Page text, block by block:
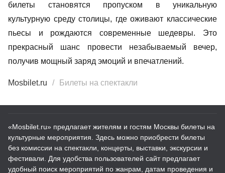
билеты становятся пропуском в уникальную
культурную среду столицы, где оживают классические
пьесы и рождаются современные шедевры. Это
прекрасный шанс провести незабываемый вечер,
получив мощный заряд эмоций и впечатлений.
Mosbilet.ru Билеты на спектакли
«Mosbilet.ru» предлагает жителям и гостям Москвы билеты на
культурные мероприятия. Здесь можно приобрести билеты
без комиссии на спектакли, концерты, выставки, экскурсии и
фестивали. Для удобства пользователей сайт предлагает
удобный поиск мероприятий по жанрам, датам проведения и